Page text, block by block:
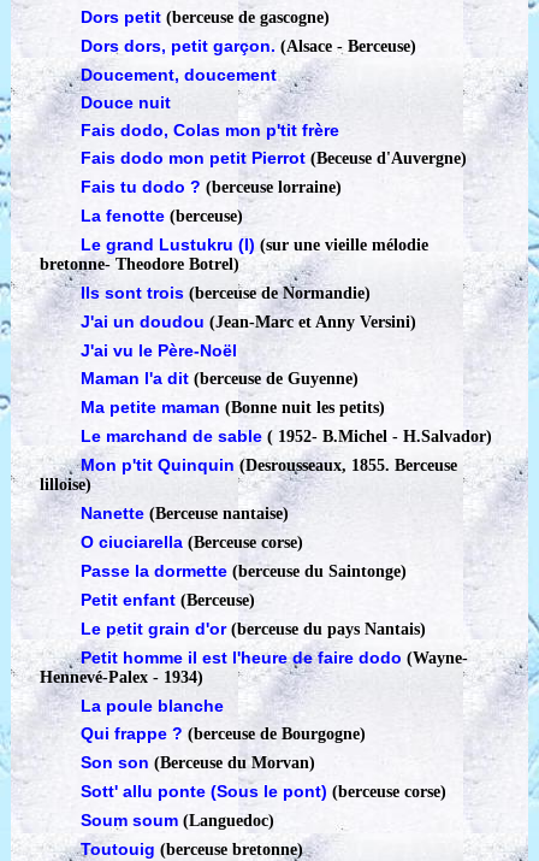
Dors petit(berceuse de gascogne)
Dors dors, petit garçon. (Alsace - Berceuse)
Doucement, doucement
Douce nuit
Fais dodo, Colas mon p'tit frère
Fais dodo mon petit Pierrot (Beceuse d'Auvergne)
Fais tu dodo ? (berceuse lorraine)
La fenotte (berceuse)
Le grand Lustukru (I)(sur une vieille mélodie
bretonne-Theodore Botrel)
Ils sont trois (berceuse de Normandie)
J'ai un doudou (Jean-Marc et Anny Versini)
J'ai vu le Père-Noël
Maman l'a dit (berceuse de Guyenne)
Ma petite maman (Bonne nuit les petits)
Le marchand de sable( 1952-B.Michel - H.Salvador)
Mon p'tit Quinquin (Desrousseaux, 1855. Berceuse
lilloise)
Nanette(Berceuse nantaise)
O ciuciarella (Berceuse corse)
Passe la dormette(berceuse du Saintonge)
Petit enfant (Berceuse)
Le petit grain d'or (berceuse du pays Nantais)
Petit homme il est l'heure de faire dodo (Wayne-
Hennevé-Palex - 1934)
La poule blanche
Qui frappe ?(berceuse de Bourgogne)
Son son (Berceuse du Morvan)
Sott' allu ponte (Sous le pont) (berceuse corse)
Soum soum (Languedoc)
Toutouig (berceuse bretonne)